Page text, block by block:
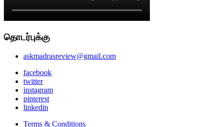
தொடர்புக்கு
askmadrasreview@gmail.com
facebook
twitter
instagram
pinterest
linkedin
Terms & Conditions